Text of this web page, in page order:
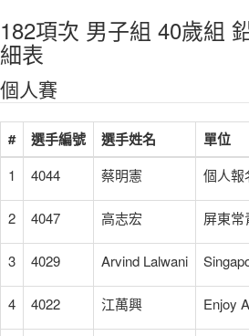
182項次 男子組 40歲組
細表
個人賽
# 選手編號 選手姓名 單位
1 4044 蔡明憲 個人報
2 4047 高志宏 屏東常
3 4029 Arvind Lalwani
4 4022 江萬興 Enjoy